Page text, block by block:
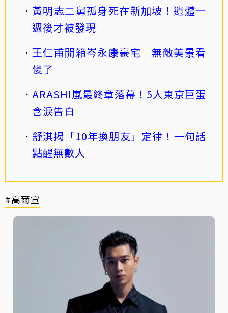
黃明志二舅孤身死在新加坡！遺體一
週後才被發現
王仁甫開箱岑永康豪宅 無敵美景看
傻了
ARASHI嵐最終章落幕！5人東京巨蛋
含淚告白
舒淇揭「10年換朋友」定律！一句話
點醒無數人
#高爾宣